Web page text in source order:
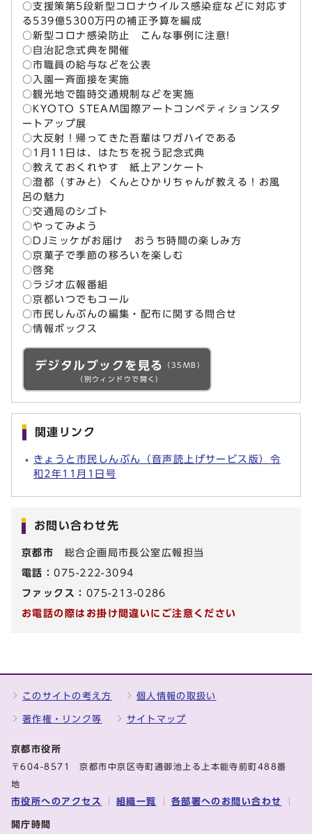
○支援策第5段新型コロナウイルス感染症などに対応す
る539億5300万円の補正予算を編成
○新型コロナ感染防止 こんな事例に注意!
○自治記念式典を開催
○市職員の給与などを公表
○入園一斉面接を実施
○観光地で臨時交通規制などを実施
○KYOTO STEAM国際アートコンペティションスタ
ートアップ展
○大反射！帰ってきた吾輩はワガハイである
○1月11日は、はたちを祝う記念式典
○教えておくれやす 紙上アンケート
○澄都（すみと）くんとひかりちゃんが教える！お風
呂の魅力
○交通局のシゴト
○やってみよう
○DJミッケがお届け おうち時間の楽しみ方
○京菓子で季節の移ろいを楽しむ
○啓発
○ラジオ広報番組
○京都いつでもコール
○市民しんぶんの編集・配布に関する問合せ
○情報ボックス
デジタルブックを見る
（35MB）
（別ウィンドウで開く）
関連リンク
きょうと市民しんぶん（音声読上げサービス版）令
和2年11月1日号
お問い合わせ先
京都市 総合企画局市長公室広報担当
電話：075-222-3094
ファックス： 075-213-0286
お電話の際はお掛け間違いにご注意ください
このサイトの考え方 個人情報の取扱い
著作権・リンク等 サイトマップ
京都市役所
〒604-8571 京都市中京区寺町通御池上る上本能寺前町488番
地
市役所へのアクセス 組織一覧 各部署へのお問い合わせ
開庁時間